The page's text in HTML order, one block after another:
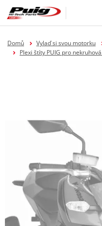
Domů Vylaď si svou motorku
Plexi štíty PUIG pro